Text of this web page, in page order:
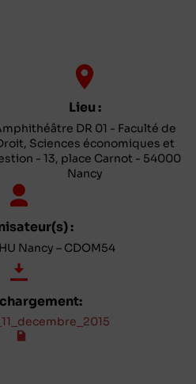
Lieu :
DR 01 - Faculté de
Sciences économiques et
- 13, place Carnot - 54000
Nancy
:
Nancy – CDOM54